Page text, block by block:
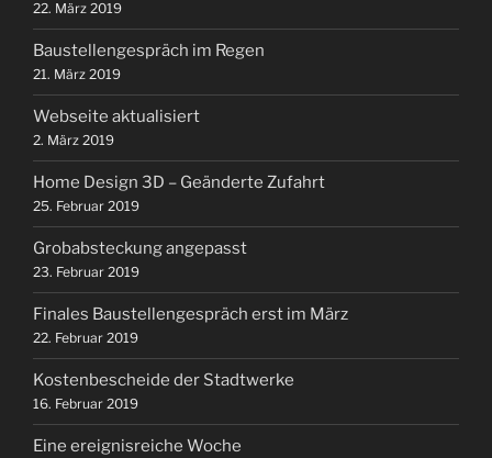
22. März 2019
Baustellengespräch im Regen
21. März 2019
Webseite aktualisiert
2. März 2019
Home Design 3D – Geänderte Zufahrt
25. Februar 2019
Grobabsteckung angepasst
23. Februar 2019
Finales Baustellengespräch erst im März
22. Februar 2019
Kostenbescheide der Stadtwerke
16. Februar 2019
Eine ereignisreiche Woche